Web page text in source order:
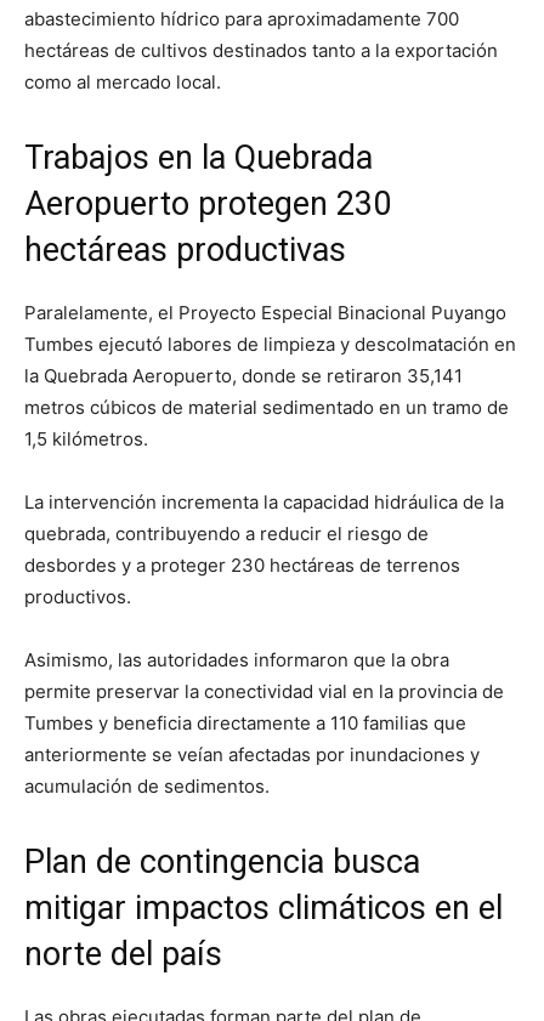
abastecimiento hídrico para aproximadamente 700
hectáreas de cultivos destinados tanto a la exportación
como al mercado local.
Trabajos en la Quebrada
Aeropuerto protegen 230
hectáreas productivas
Paralelamente, el Proyecto Especial Binacional Puyango
Tumbes ejecutó labores de limpieza y descolmatación en
la Quebrada Aeropuerto, donde se retiraron 35,141
metros cúbicos de material sedimentado en un tramo de
1,5 kilómetros.
La intervención incrementa la capacidad hidráulica de la
quebrada, contribuyendo a reducir el riesgo de
desbordes y a proteger 230 hectáreas de terrenos
productivos.
Asimismo, las autoridades informaron que la obra
permite preservar la conectividad vial en la provincia de
Tumbes y beneficia directamente a 110 familias que
anteriormente se veían afectadas por inundaciones y
acumulación de sedimentos.
Plan de contingencia busca
mitigar impactos climáticos en el
norte del país